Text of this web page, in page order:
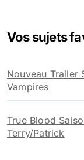
r
e
r
Vos sujets
Nouveau Trailer
Vampires
True Blood
Terry/Patrick